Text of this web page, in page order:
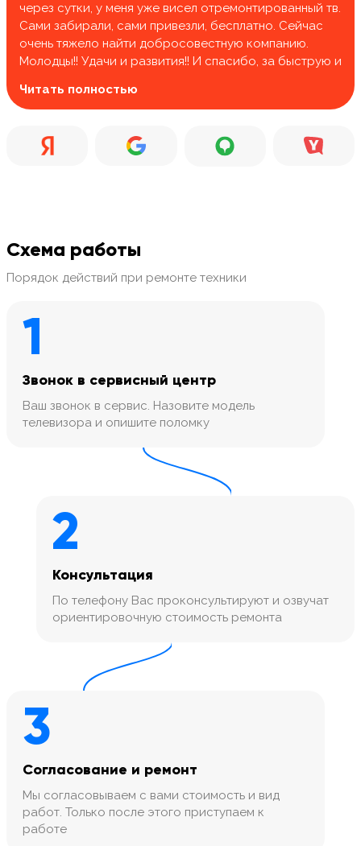
через сутки, у меня уже висел отремонтированный тв.
Сами забирали, сами привезли, бесплатно. Сейчас
очень тяжело найти добросовестную компанию.
Молодцы!! Удачи и развития!! И спасибо, за быструю и
Читать полностью
Схема работы
Порядок действий при ремонте техники
1
Звонок в сервисный центр
Ваш звонок в сервис. Назовите модель
телевизора и опишите поломку
2
Консультация
По телефону Вас проконсультируют и озвучат
ориентировочную стоимость ремонта
3
Согласование и ремонт
Мы согласовываем с вами стоимость и вид
работ. Только после этого приступаем к
работе